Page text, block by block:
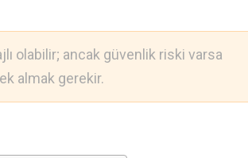
olabilir; ancak güvenlik riski varsa
almak gerekir.